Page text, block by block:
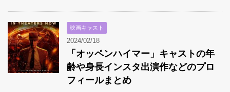
映画キャスト
2024/02/18
「オッペンハイマー」キャストの年
齢や身長インスタ出演作などのプロ
フィールまとめ